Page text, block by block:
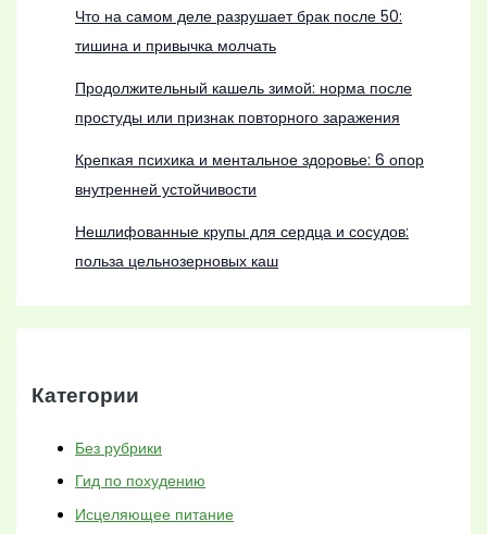
Что на самом деле разрушает брак после 50:
тишина и привычка молчать
Продолжительный кашель зимой: норма после
простуды или признак повторного заражения
Крепкая психика и ментальное здоровье: 6 опор
внутренней устойчивости
Нешлифованные крупы для сердца и сосудов:
польза цельнозерновых каш
Категории
Без рубрики
Гид по похудению
Исцеляющее питание